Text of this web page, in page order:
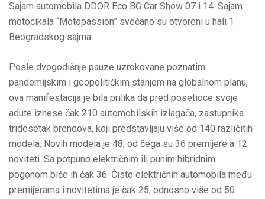
Sajam automobila DDOR Eco BG Car Show 07 i 14. Sajam
motocikala “Motopassion” svečano su otvoreni u hali 1
Beogradskog sajma.
Posle dvogodišnje pauze uzrokovane poznatim
pandemijskim i geopolitičkim stanjem na globalnom planu,
ova manifestacija je bila prilika da pred posetioce svoje
adute iznese čak 210 automobilskih izlagača, zastupnika
tridesetak brendova, koji predstavljaju više od 140 različitih
modela. Novih modela je 48, od čega su 36 premijere a 12
noviteti. Sa potpuno električnim ili punim hibridnim
pogonom biće ih čak 36. Čisto električnih automobila među
premijerama i novitetima je čak 25, odnosno više od 50